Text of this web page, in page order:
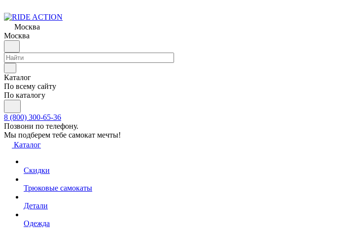
Москва
Москва
Каталог
По всему сайту
По каталогу
8 (800) 300-65-36
Позвони по телефону.
Мы подберем тебе самокат мечты!
Каталог
Скидки
Трюковые самокаты
Детали
Одежда